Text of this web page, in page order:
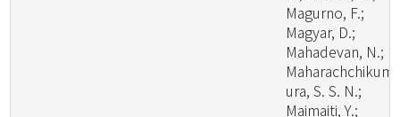
Magurno, F.;
Magyar, D.;
Mahadevan, N.;
ura, S. S. N.;
Maimaiti, Y.;